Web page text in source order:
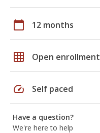
calendar_today 12 months
grid_on Open enrollment
speed Self paced
Have a question?
We're here to help